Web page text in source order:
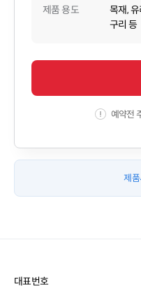
제품 용도
목재,
구리 등
예약전
제
대표번호